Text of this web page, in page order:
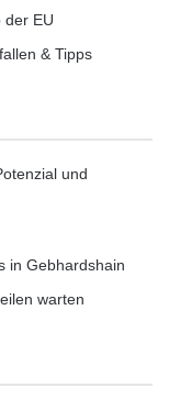
für die
taugen sie
Telekom-App
die
Anzeige
2011
Euro) alle
der EU
& Tipps
und
in Gebhardshain
warten